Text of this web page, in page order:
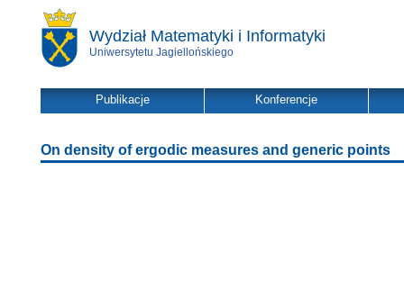
Wydział Matematyki i Informatyki
Uniwersytetu Jagiellońskiego
Publikacje Konferencje
On density of ergodic measures and generic points